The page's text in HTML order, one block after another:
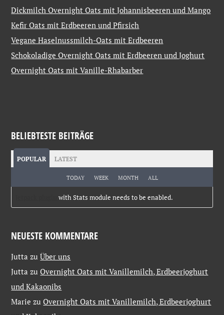
Dickmilch Overnight Oats mit Johannisbeeren und Mango
Kefir Oats mit Erdbeeren und Pfirsich
Vegane Haselnussmilch-Oats mit Erdbeeren
Schokoladige Overnight Oats mit Erdbeeren und Joghurt
Overnight Oats mit Vanille-Rhabarber
BELIEBTESTE BEITRÄGE
POPULAR LATEST
TODAY WEEK MONTH ALL
with Stats module needs to be enabled.
NEUESTE KOMMENTARE
Jutta zuÜber uns
Jutta zuOvernight Oats mit Vanillemilch, Erdbeerjoghurt
und Kakaonibs
Marie zuOvernight Oats mit Vanillemilch, Erdbeerjoghurt